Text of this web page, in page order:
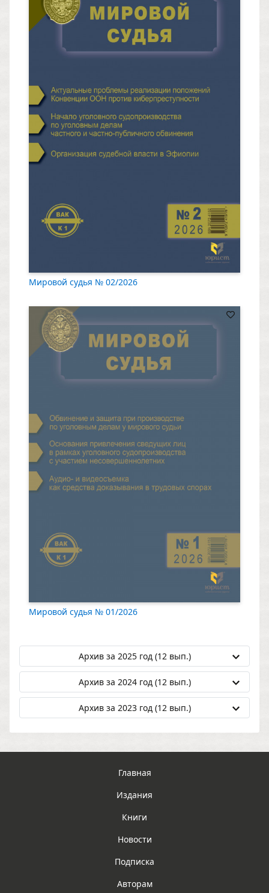
Мировой судья № 02/2026
Мировой судья № 01/2026
Архив за 2025 год (12 вып.)
Архив за 2024 год (12 вып.)
Архив за 2023 год (12 вып.)
Главная
Издания
Книги
Новости
Подписка
Авторам